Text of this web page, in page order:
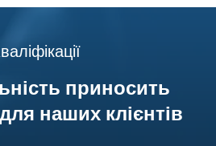
приносить
наших клієнтів